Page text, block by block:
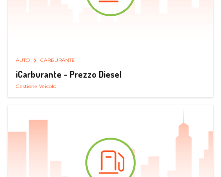
AUTO CARBURANTE
iCarburante - Prezzo Diesel
Gestione Veicolo